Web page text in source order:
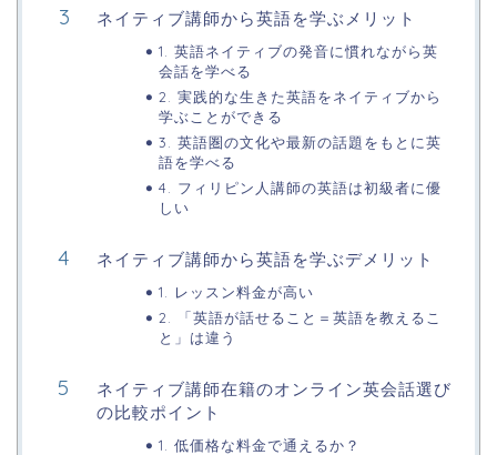
ネイティブ講師から英語を学ぶメリット
1. 英語ネイティブの発音に慣れながら英
会話を学べる
2. 実践的な生きた英語をネイティブから
学ぶことができる
3. 英語圏の文化や最新の話題をもとに英
語を学べる
4. フィリピン人講師の英語は初級者に優
しい
ネイティブ講師から英語を学ぶデメリット
1. レッスン料金が高い
2. 「英語が話せること＝英語を教えるこ
と」は違う
ネイティブ講師在籍のオンライン英会話選び
の比較ポイント
1. 低価格な料金で通えるか？